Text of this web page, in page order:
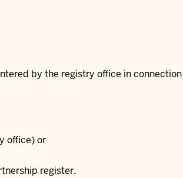
by the registry office in
office) or
register.